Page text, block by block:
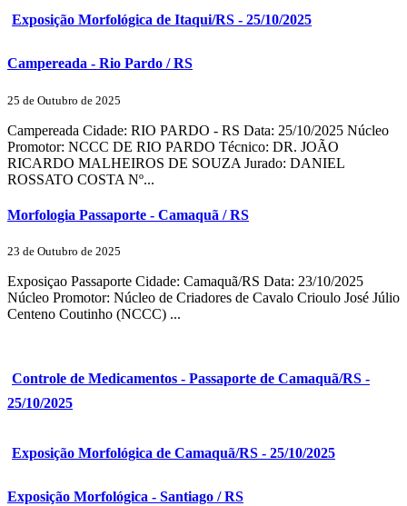
Exposição Morfológica de Itaqui/RS - 25/10/2025
Campereada - Rio Pardo / RS
25 de Outubro de 2025
Campereada Cidade: RIO PARDO - RS Data: 25/10/2025 Núcleo
Promotor: NCCC DE RIO PARDO Técnico: DR. JOÃO
RICARDO MALHEIROS DE SOUZA Jurado: DANIEL
ROSSATO COSTA Nº...
Morfologia Passaporte - Camaquã / RS
23 de Outubro de 2025
Exposiçao Passaporte Cidade: Camaquã/RS Data: 23/10/2025
Núcleo Promotor: Núcleo de Criadores de Cavalo Crioulo José Júlio
Centeno Coutinho (NCCC) ...
Controle de Medicamentos - Passaporte de Camaquã/RS -
25/10/2025
Exposição Morfológica de Camaquã/RS - 25/10/2025
Exposição Morfológica - Santiago / RS